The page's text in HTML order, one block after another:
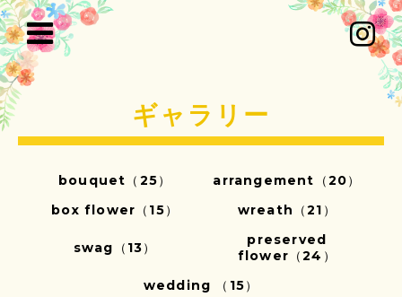
ギャラリー
bouquet（25）
arrangement（20）
box flower（15）
wreath（21）
swag（13）
preserved
flower（24）
wedding （15）